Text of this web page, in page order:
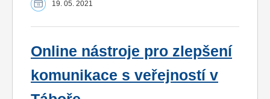
19. 05. 2021
Online nástroje pro zlepšení
komunikace s veřejností v